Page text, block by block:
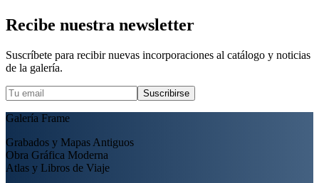
Recibe nuestra newsletter
Suscríbete para recibir nuevas incorporaciones al catálogo y noticias
de la galería.
Suscribirse
Galería Frame
Grabados y Mapas Antiguos
Obra Gráfica Moderna
Atlas y Libros de Viaje